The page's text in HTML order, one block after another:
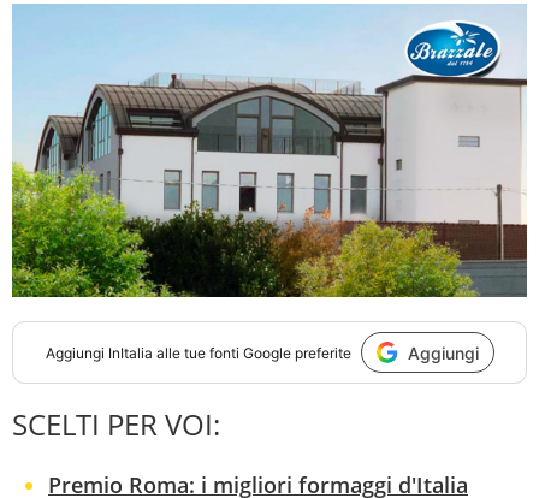
Aggiungi InItalia alle tue fonti Google preferite Aggiungi
SCELTI PER VOI:
Premio Roma: i migliori formaggi d'Italia